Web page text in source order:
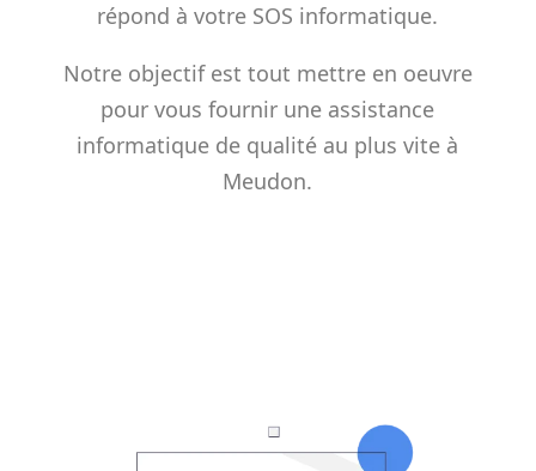
répond à votre SOS informatique.
Notre objectif est tout mettre en oeuvre
pour vous fournir une assistance
informatique de qualité au plus vite à
Meudon.